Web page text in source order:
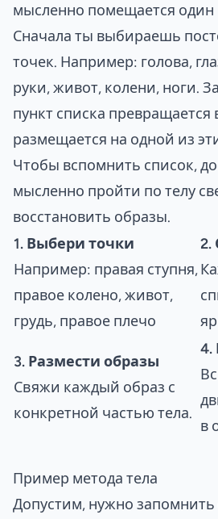
мысленно помещается один
Сначала ты выбираешь
точек. Например: голова,
руки, живот, колени, ноги.
пункт списка превращается
размещается на одной из
Чтобы вспомнить список,
мысленно пройти по телу
восстановить образы.
1. Выбери точки
Например: правая ступня,
правое колено, живот,
грудь, правое плечо
2.
3. Размести образы
Свяжи каждый образ с
конкретной частью тела.
4.
в
Пример метода тела
Допустим, нужно запомнить